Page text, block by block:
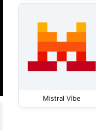
Mistral Vibe